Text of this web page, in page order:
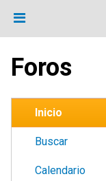
Foros
Inicio
Buscar
Calendario